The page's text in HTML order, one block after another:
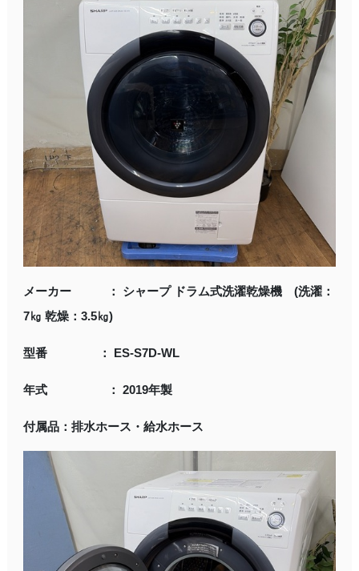
メーカー ： シャープ ドラム式洗濯乾燥機 (洗濯：
7㎏ 乾燥：3.5㎏)
型番 ： ES-S7D-WL
年式 ： 2019年製
付属品：排水ホース・給水ホース